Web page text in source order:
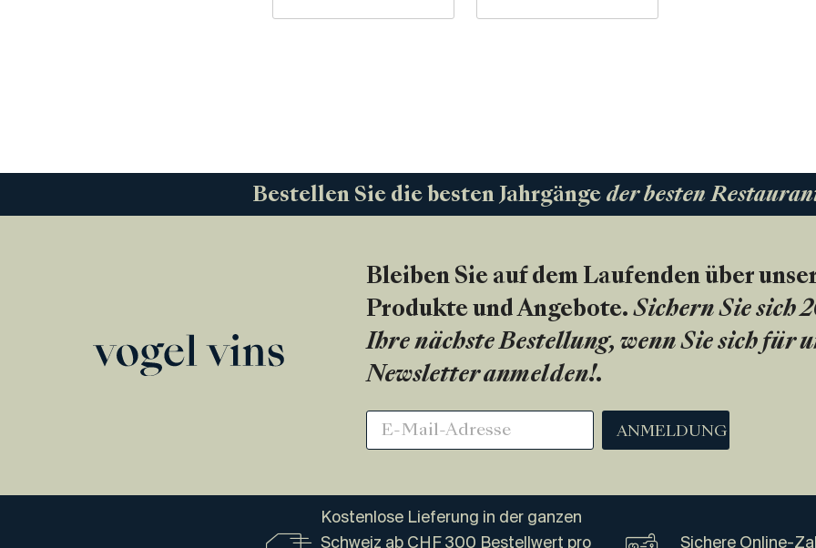
Bestellen Sie die besten Jahrgänge der besten
Bleiben Sie auf dem Laufenden über
Produkte und Angebote. Sichern Sie sich
Ihre nächste Bestellung, wenn Sie sich für
Newsletter anmelden!.
ANMELDUNG
Kostenlose Lieferung in der ganzen
Schweiz ab CHF 300 Bestellwert pro
Sichere Online-